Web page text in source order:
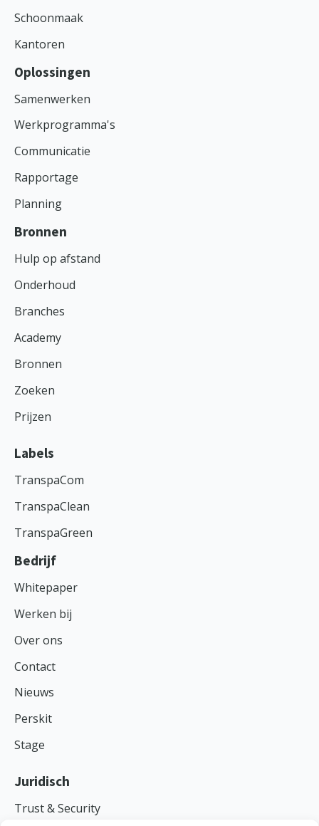
Schoonmaak
Kantoren
Oplossingen
Samenwerken
Werkprogramma's
Communicatie
Rapportage
Planning
Bronnen
Hulp op afstand
Onderhoud
Branches
Academy
Bronnen
Zoeken
Prijzen
Labels
TranspaCom
TranspaClean
TranspaGreen
Bedrijf
Whitepaper
Werken bij
Over ons
Contact
Nieuws
Perskit
Stage
Juridisch
Trust & Security